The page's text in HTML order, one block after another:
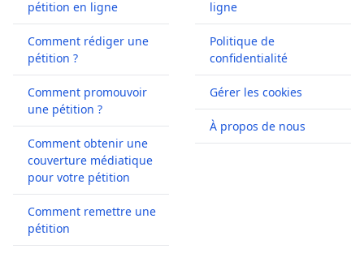
pétition en ligne
Comment rédiger une
pétition ?
Comment promouvoir
une pétition ?
Comment obtenir une
couverture médiatique
pour votre pétition
Comment remettre une
pétition
ligne
Politique de
confidentialité
Gérer les cookies
À propos de nous